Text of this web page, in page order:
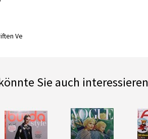
Ve
Sie auch interessieren
next